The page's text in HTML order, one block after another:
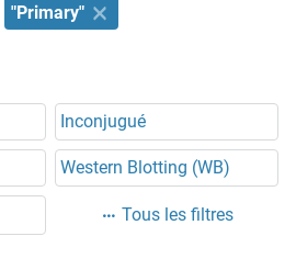
"Primary"
Inconjugué
Western Blotting (WB)
Tous les filtres